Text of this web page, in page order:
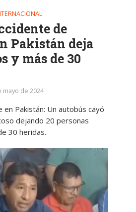
de
Pakistán deja
y más de 30
mayo de 2024
en Pakistán: Un autobús cayó
dejando 20 personas
30 heridas.